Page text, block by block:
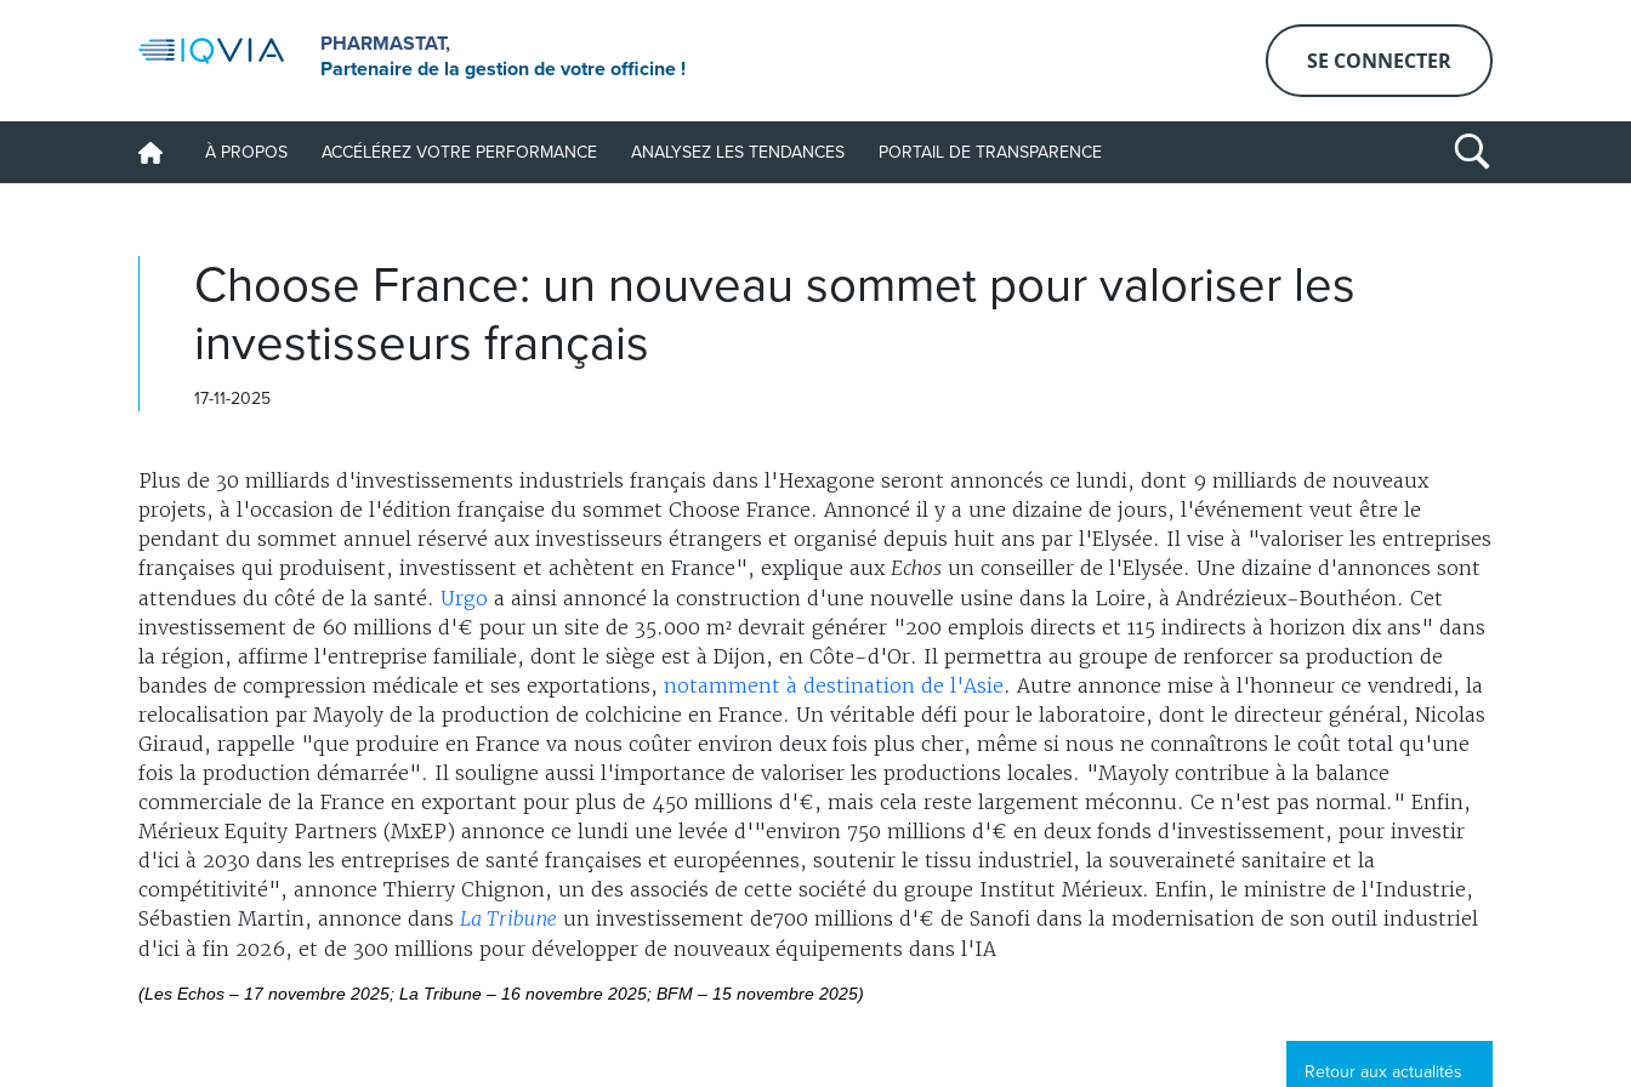
PHARMASTAT,
Partenaire de la gestion de votre officine !
SE CONNECTER
À PROPOS ACCÉLÉREZ VOTRE PERFORMANCE ANALYSEZ LES TENDANCES PORTAIL DE TRANSPARENCE
Choose France: un nouveau sommet pour valoriser les
investisseurs français
17-11-2025
Plus de 30 milliards d'investissements industriels français dans l'Hexagone seront annoncés ce lundi, dont 9 milliards de nouveaux
projets, à l'occasion de l'édition française du sommet Choose France. Annoncé il y a une dizaine de jours, l'événement veut être le
pendant du sommet annuel réservé aux investisseurs étrangers et organisé depuis huit ans par l'Elysée. Il vise à "valoriser les entreprises
françaises qui produisent, investissent et achètent en France", explique aux Echos un conseiller de l'Elysée. Une dizaine d'annonces sont
attendues du côté de la santé. Urgo a ainsi annoncé la construction d'une nouvelle usine dans la Loire, à Andrézieux-Bouthéon. Cet
investissement de 60 millions d'€ pour un site de 35.000 m² devrait générer "200 emplois directs et 115 indirects à horizon dix ans" dans
la région, affirme l'entreprise familiale, dont le siège est à Dijon, en Côte-d'Or. Il permettra au groupe de renforcer sa production de
bandes de compression médicale et ses exportations, notamment à destination de l'Asie. Autre annonce mise à l'honneur ce vendredi, la
relocalisation par Mayoly de la production de colchicine en France. Un véritable défi pour le laboratoire, dont le directeur général, Nicolas
Giraud, rappelle "que produire en France va nous coûter environ deux fois plus cher, même si nous ne connaîtrons le coût total qu'une
fois la production démarrée". Il souligne aussi l'importance de valoriser les productions locales. "Mayoly contribue à la balance
commerciale de la France en exportant pour plus de 450 millions d'€, mais cela reste largement méconnu. Ce n'est pas normal." Enfin,
Mérieux Equity Partners (MxEP) annonce ce lundi une levée d'"environ 750 millions d'€ en deux fonds d'investissement, pour investir
d'ici à 2030 dans les entreprises de santé françaises et européennes, soutenir le tissu industriel, la souveraineté sanitaire et la
compétitivité", annonce Thierry Chignon, un des associés de cette société du groupe Institut Mérieux. Enfin, le ministre de l'Industrie,
Sébastien Martin, annonce dans La Tribune un investissement de700 millions d'€ de Sanofi dans la modernisation de son outil industriel
d'ici à fin 2026, et de 300 millions pour développer de nouveaux équipements dans l'IA
(Les Echos – 17 novembre 2025; La Tribune – 16 novembre 2025; BFM – 15 novembre 2025)
Retour aux actualités